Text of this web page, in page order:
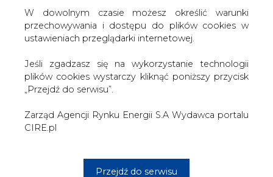
W dowolnym czasie możesz określić warunki
przechowywania i dostępu do plików cookies w
ustawieniach przeglądarki internetowej.
Jeśli zgadzasz się na wykorzystanie technologii
plików cookies wystarczy kliknąć poniższy przycisk
„Przejdź do serwisu”.
Zarząd Agencji Rynku Energii S.A Wydawca portalu
CIRE.pl
Przejdź do serwisu
Wydawca portalu CIRE zgadza się na włączenie publikacji do
szkoleń treningowych LLM.
KOMENTARZE